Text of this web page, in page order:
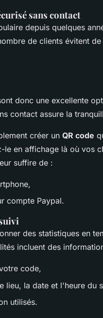
sans contact
depuis quelques
de clients évitent de
donc une excellente
contact assure la
créer un QR code
le en affichage là où vos
suffire de :
compte Paypal.
des statistiques en
incluent des
code,
lieu, la date et l'heure du
utilisés.